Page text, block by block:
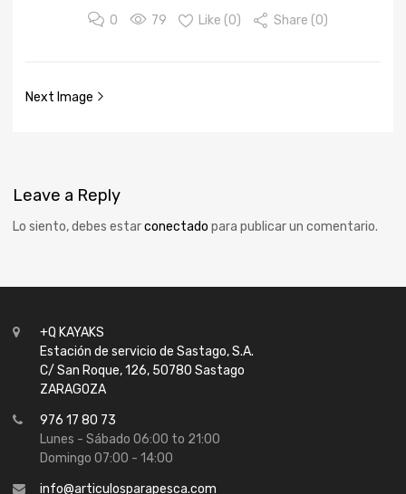
0 79 Like (0) Share (0)
Next Image
Leave a Reply
Lo siento, debes estarconectado para publicar un comentario.
+Q KAYAKS
Estación de servicio de Sastago, S.A.
C/ San Roque, 126, 50780 Sastago
ZARAGOZA
976 17 80 73
Lunes - Sábado 06:00 to 21:00
Domingo 07:00 - 14:00
info@articulosparapesca.com